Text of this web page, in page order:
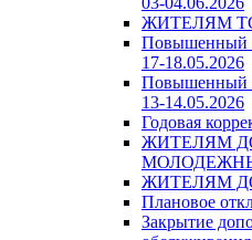
ЖИТЕЛЯМ
Повышенный
17-18.05.2026
Повышенный
13-14.05.2026
Годовая
ЖИТЕЛЯМ
ЖИТЕЛЯМ
Плановое
Закрытие